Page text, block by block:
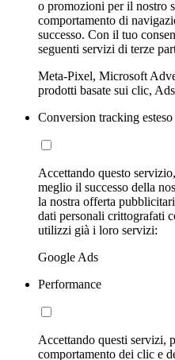
o promozioni per il nostro
comportamento di
successo. Con il tuo
seguenti servizi di terze
Meta-Pixel, Microsoft
prodotti basate sui clic,
Conversion tracking esteso
Accettando questo
meglio il successo della
la nostra offerta
dati personali crittografati
utilizzi già i loro servizi:
Google Ads
Performance
Accettando questi servizi,
comportamento dei clic e